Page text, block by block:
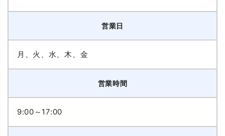
営業日
月、火、水、木、金
営業時間
9:00～17:00